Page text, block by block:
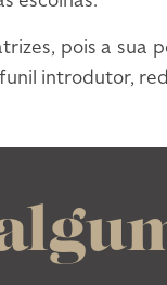
pois a
introdutor,